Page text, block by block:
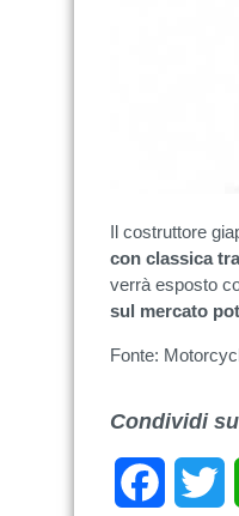
Il costruttore
con classica
verrà esposto
sul mercato
Fonte:
Condividi